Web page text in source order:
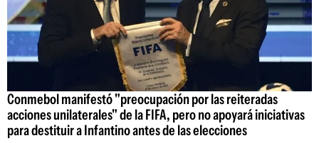
Conmebol manifestó "preocupación por las reiteradas
acciones unilaterales" de la FIFA, pero no apoyará iniciativas
para destituir a Infantino antes de las elecciones